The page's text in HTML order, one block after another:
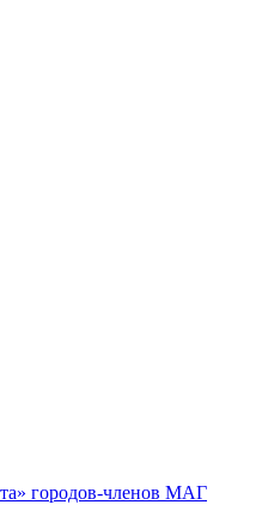
городов-членов МАГ